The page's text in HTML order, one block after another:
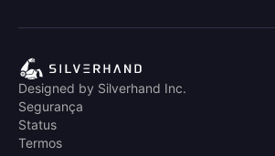
Designed by Silverhand Inc.
Segurança
Status
Termos